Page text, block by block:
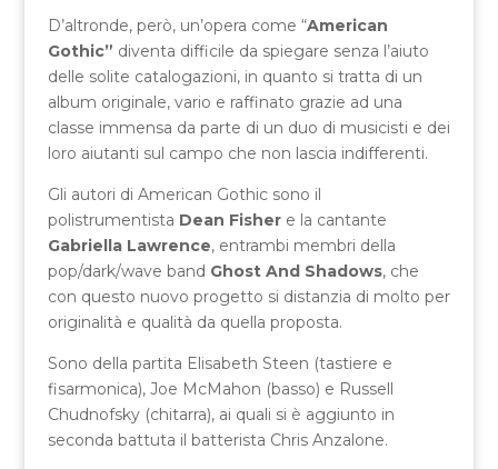
D’altronde, però, un’opera come “American
Gothic” diventa difficile da spiegare senza l’aiuto
delle solite catalogazioni, in quanto si tratta di un
album originale, vario e raffinato grazie ad una
classe immensa da parte di un duo di musicisti e dei
loro aiutanti sul campo che non lascia indifferenti.
Gli autori di American Gothic sono il
polistrumentista Dean Fisher e la cantante
Gabriella Lawrence, entrambi membri della
pop/dark/wave band Ghost And Shadows, che
con questo nuovo progetto si distanzia di molto per
originalità e qualità da quella proposta.
Sono della partita Elisabeth Steen (tastiere e
fisarmonica), Joe McMahon (basso) e Russell
Chudnofsky (chitarra), ai quali si è aggiunto in
seconda battuta il batterista Chris Anzalone.